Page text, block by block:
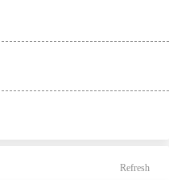
Refresh